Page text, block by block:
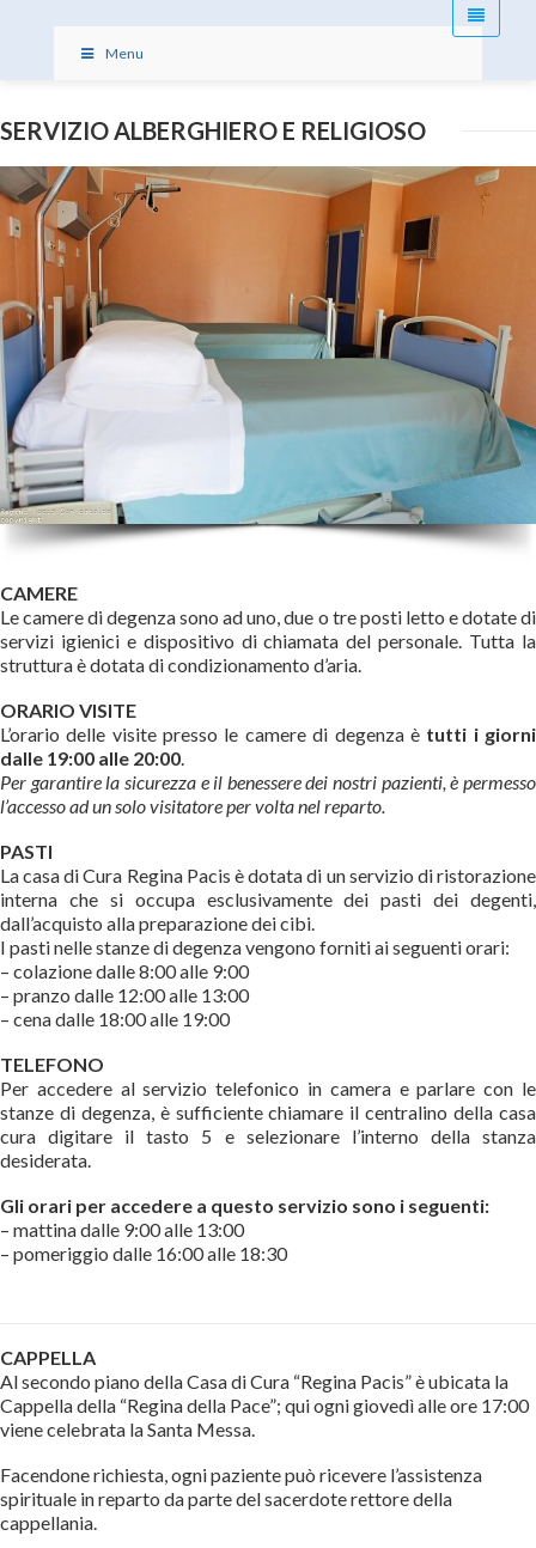
Menu
SERVIZIO ALBERGHIERO E RELIGIOSO
CAMERE
Le camere di degenza sono ad uno, due o tre posti letto e dotate di
servizi igienici e dispositivo di chiamata del personale. Tutta la
struttura è dotata di condizionamento d’aria.
ORARIO VISITE
L’orario delle visite presso le camere di degenza è tutti i giorni
dalle 19:00 alle 20:00
Per garantire la sicurezza e il benessere dei nostri pazienti, è permesso
l’accesso ad un solo visitatore per volta nel reparto.
PASTI
La casa di Cura Regina Pacis è dotata di un servizio di ristorazione
interna che si occupa esclusivamente dei pasti dei degenti,
dall’acquisto alla preparazione dei cibi.
I pasti nelle stanze di degenza vengono forniti ai seguenti orari:
– colazione dalle 8:00 alle 9:00
– pranzo dalle 12:00 alle 13:00
– cena dalle 18:00 alle 19:00
TELEFONO
Per accedere al servizio telefonico in camera e parlare con le
stanze di degenza, è sufficiente chiamare il centralino della casa
cura digitare il tasto 5 e selezionare l’interno della stanza
desiderata.
Gli orari per accedere a questo servizio sono i seguenti:
– mattina dalle 9:00 alle 13:00
– pomeriggio dalle 16:00 alle 18:30
CAPPELLA
Al secondo piano della Casa di Cura “Regina Pacis” è ubicata la
Cappella della “Regina della Pace”; qui ogni giovedì alle ore 17:00
viene celebrata la Santa Messa.
Facendone richiesta, ogni paziente può ricevere l’assistenza
spirituale in reparto da parte del sacerdote rettore della
cappellania.